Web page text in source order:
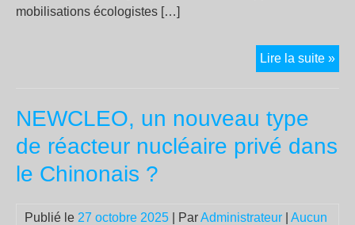
mobilisations écologistes […]
Lire la suite »
et
NEWCLEO, un nouveau type
de réacteur nucléaire privé dans
le Chinonais ?
Publié le 27 octobre 2025 | ParAdministrateur
Aucun